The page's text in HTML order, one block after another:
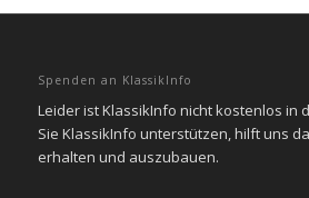
Spenden an KlassikInfo
Leider ist KlassikInfo nicht kostenlos in
Sie KlassikInfo unterstützen, hilft uns
erhalten und auszubauen.